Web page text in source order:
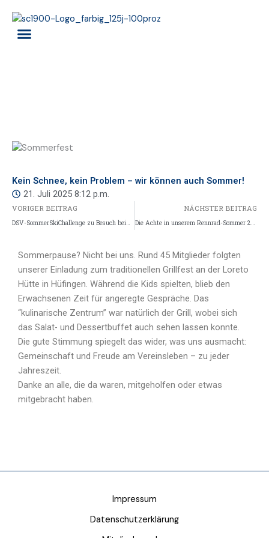
Inhalt
springen
Kein Schnee, kein Problem – wir können auch Sommer!
21. Juli 2025 8:12 p.m.
VORIGER BEITRAG
DSV-SommerSkiChallenge zu Besuch beim SC 1900 Donaueschingen
NÄCHSTER BEITRAG
Die Achte in unserem Rennrad-Sommer 2025
Sommerpause? Nicht bei uns. Rund 45 Mitglieder folgten
unserer Einladung zum traditionellen Grillfest an der Loreto
Hütte in Hüfingen. Während die Kids spielten, blieb den
Erwachsenen Zeit für angeregte Gespräche. Das
“kulinarische Zentrum” war natürlich der Grill, wobei sich
das Salat- und Dessertbuffet auch sehen lassen konnte.
Die gute Stimmung spiegelt das wider, was uns ausmacht:
Gemeinschaft und Freude am Vereinsleben – zu jeder
Jahreszeit.
Danke an alle, die da waren, mitgeholfen oder etwas
mitgebracht haben.
Impressum
Datenschutzerklärung